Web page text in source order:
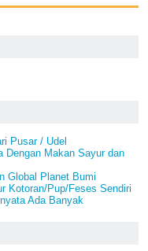
Pusar / Udel
Dengan Makan Sayur dan
Global Planet Bumi
Kotoran/Pup/Feses Sendiri
Ada Banyak